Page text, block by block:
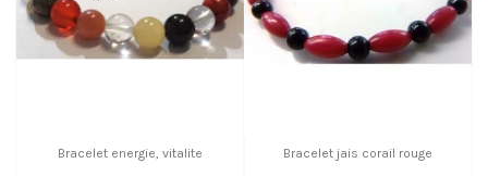
Bracelet energie, vitalite Bracelet jais corail rouge